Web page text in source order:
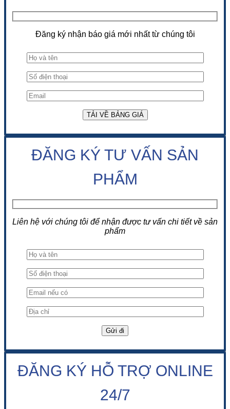
Đăng ký nhận báo giá mới nhất từ chúng tôi
ĐĂNG KÝ TƯ VẤN SẢN
PHẨM
Liên hệ với chúng tôi để nhận được tư vấn chi tiết về sản
phẩm
ĐĂNG KÝ HỖ TRỢ ONLINE
24/7